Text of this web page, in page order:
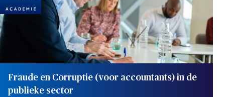
Fraude en Corruptie (voor accountants) in de
publieke sector